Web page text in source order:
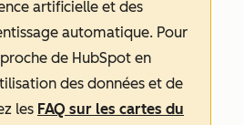
artificielle et des
automatique. Pour
de HubSpot en
des données et de
les FAQ sur les cartes du